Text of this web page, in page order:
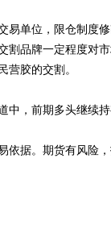
单位，限仓制度修
割品牌一定程度对
营胶的交割。
，前期多头继续持
据。期货有风险，